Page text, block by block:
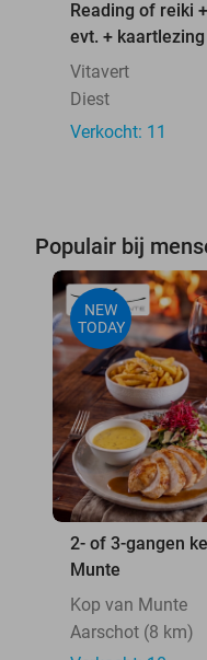
Reading of reiki
evt. +
Vitavert
Diest
Verkocht: 11
Populair bij
NEW
TODAY
2- of 3-gangen
Munte
Kop van Munte
Aarschot (8 km)